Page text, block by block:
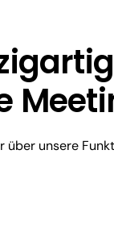
über unsere